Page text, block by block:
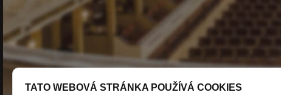
TATO WEBOVÁ STRÁNKA POUŽÍVÁ COOKIES